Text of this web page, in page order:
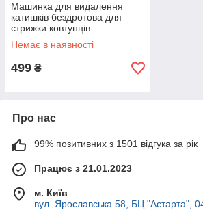
Машинка для видалення
катишків бездротова для
стрижки ковтунців
аккумуляторна із зарядкою
від USB Type-C
Немає в наявності
499 ₴
Про нас
99% позитивних з 1501 відгука за рік
Працює з 21.01.2023
м. Київ
вул. Ярославська 58, БЦ "Астарта",